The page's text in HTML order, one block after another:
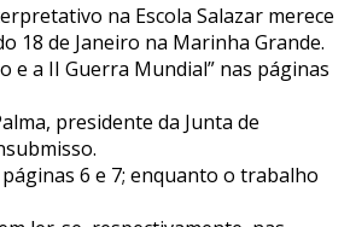
na Escola Salazar merece
18 de Janeiro na Marinha Grande.
e a II Guerra Mundial” nas páginas
presidente da Junta de
6 e 7; enquanto o trabalho